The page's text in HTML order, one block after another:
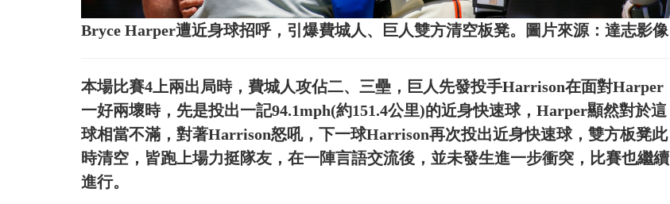
Bryce Harper遭近身球招呼，引爆費城人、巨人雙方清空板凳。圖片來源：達志影像
本場比賽4上兩出局時，費城人攻佔二、三壘，巨人先發投手Harrison在面對Harper
一好兩壞時，先是投出一記94.1mph(約151.4公里)的近身快速球，Harper顯然對於這
球相當不滿，對著Harrison怒吼，下一球Harrison再次投出近身快速球，雙方板凳此
時清空，皆跑上場力挺隊友，在一陣言語交流後，並未發生進一步衝突，比賽也繼續
進行。